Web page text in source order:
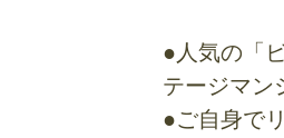
●人気の「
テージマン
●ご自身で